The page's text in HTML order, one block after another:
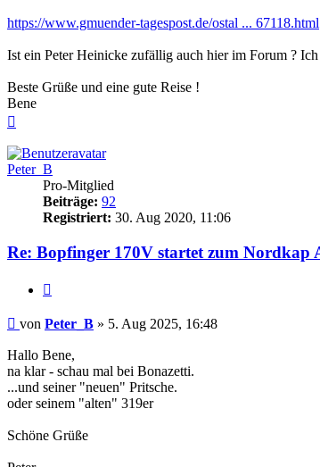
https://www.gmuender-tagespost.de/ostal ... 67118.html
Ist ein Peter Heinicke zufällig auch hier im Forum ?
Beste Grüße und eine gute Reise !
Bene
Peter_B
Pro-Mitglied
Beiträge: 92
Registriert: 30. Aug 2020, 11:06
Re: Bopfinger 170V startet zum Nordkap
Beitrag
von Peter_B » 5. Aug 2025, 16:48
Hallo Bene,
na klar - schau mal bei Bonazetti.
...und seiner "neuen" Pritsche.
oder seinem "alten" 319er
Schöne Grüße